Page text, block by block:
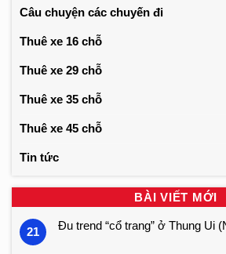
Câu chuyện các chuyến đi
Thuê xe 16 chỗ
Thuê xe 29 chỗ
Thuê xe 35 chỗ
Thuê xe 45 chỗ
Tin tức
BÀI VIẾT MỚI
21 Đu trend “cổ trang” ở Thung Ui